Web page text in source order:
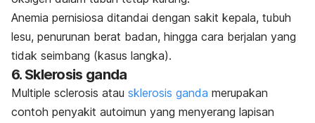
Anemia pernisiosa ditandai dengan sakit kepala, tubuh
lesu, penurunan berat badan, hingga cara berjalan yang
tidak seimbang (kasus langka).
6. Sklerosis ganda
Multiple sclerosis atau sklerosis ganda merupakan
contoh penyakit autoimun yang menyerang lapisan